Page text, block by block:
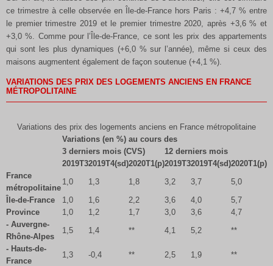
ce trimestre à celle observée en Île-de-France hors Paris : +4,7 % entre
le premier trimestre 2019 et le premier trimestre 2020, après +3,6 % et
+3,0 %. Comme pour l’Île-de-France, ce sont les prix des appartements
qui sont les plus dynamiques (+6,0 % sur l’année), même si ceux des
maisons augmentent également de façon soutenue (+4,1 %).
VARIATIONS DES PRIX DES LOGEMENTS ANCIENS EN FRANCE
MÉTROPOLITAINE
Variations des prix des logements anciens en France métropolitaine
Variations (en %) au cours des
3 derniers mois (CVS)
12 derniers mois
2019T32019T4(sd)2020T1(p)2019T32019T4(sd)2020T1(p)
France
métropolitaine
1,0 1,3 1,8 3,2 3,7
5,0
Île-de-France
1,0 1,6 2,2 3,6 4,0
5,7
Province
1,0 1,2 1,7 3,0 3,6
4,7
- Auvergne-
Rhône-Alpes
1,5 1,4 ** 4,1 5,2
**
- Hauts-de-
France
1,3 -0,4 ** 2,5 1,9
**